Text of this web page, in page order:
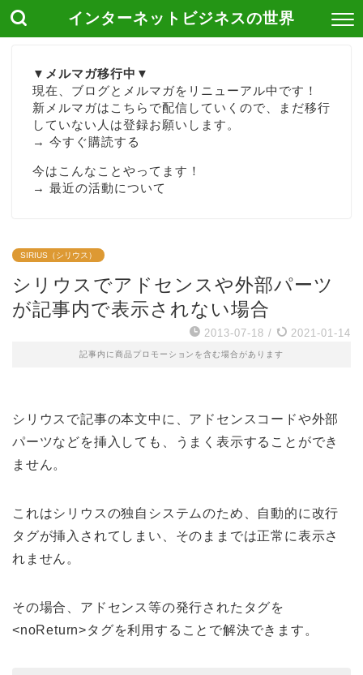
インターネットビジネスの世界
▼メルマガ移行中▼
現在、ブログとメルマガをリニューアル中です！
新メルマガはこちらで配信していくので、まだ移行
していない人は登録お願いします。
→ 今すぐ購読する
今はこんなことやってます！
→ 最近の活動について
SIRIUS（シリウス）
シリウスでアドセンスや外部パーツ
が記事内で表示されない場合
2013-07-18 / 2021-01-14
記事内に商品プロモーションを含む場合があります
シリウスで記事の本文中に、アドセンスコードや外部
パーツなどを挿入しても、うまく表示することができ
ません。
これはシリウスの独自システムのため、自動的に改行
タグが挿入されてしまい、そのままでは正常に表示さ
れません。
その場合、アドセンス等の発行されたタグを
<noReturn>タグを利用することで解決できます。